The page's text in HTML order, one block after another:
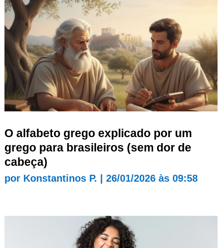
O alfabeto grego explicado por um
grego para brasileiros (sem dor de
cabeça)
por Konstantinos P. 26/01/2026 às 09:58